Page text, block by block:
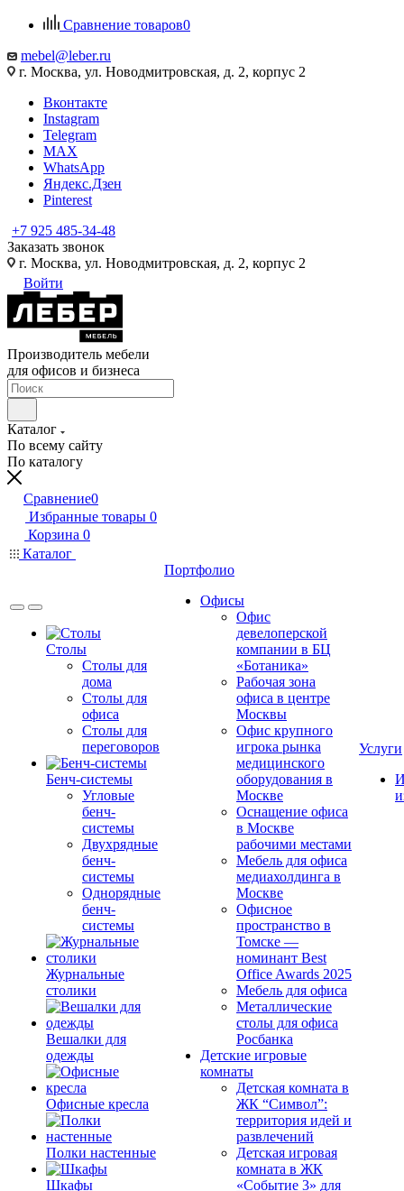
Сравнение товаров0
mebel@leber.ru
г. Москва, ул. Новодмитровская, д. 2, корпус 2
Вконтакте
Instagram
Telegram
MAX
WhatsApp
Яндекс.Дзен
Pinterest
+7 925 485-34-48
Заказать звонок
г. Москва, ул. Новодмитровская, д. 2, корпус 2
Войти
Производитель мебели
для офисов и бизнеса
Каталог
По всему сайту
По каталогу
Сравнение0
Избранные товары 0
Корзина 0
Каталог
Столы
Столы для
дома
Столы для
офиса
Столы для
переговоров
Бенч-системы
Угловые
бенч-
системы
Двухрядные
бенч-
системы
Однорядные
бенч-
системы
Журнальные
столики
Вешалки для
одежды
Офисные кресла
Полки настенные
Шкафы
Портфолио
Офисы
Офис
девелоперской
компании в БЦ
«Ботаника»
Рабочая зона
офиса в центре
Москвы
Офис крупного
игрока рынка
медицинского
оборудования в
Москве
Оснащение офиса
в Москве
рабочими местами
Мебель для офиса
медиахолдинга в
Москве
Офисное
пространство в
Томске —
номинант Best
Office Awards 2025
Мебель для офиса
Металлические
столы для офиса
Росбанка
Детские игровые
комнаты
Детская комната в
ЖК “Символ”:
территория идей и
развлечений
Детская игровая
комната в ЖК
«Событие 3» для
Услуги